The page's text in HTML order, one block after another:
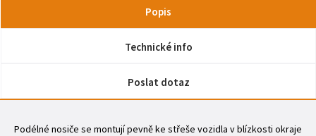
Popis
Technické info
Poslat dotaz
Podélné nosiče se montují pevně ke střeše vozidla v blízkosti okraje